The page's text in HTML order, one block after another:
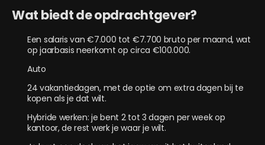
Wat biedt de opdrachtgever?
Een salaris van €7.000 tot €7.700 bruto per maand, wat
op jaarbasis neerkomt op circa €100.000.
Auto
24 vakantiedagen, met de optie om extra dagen bij te
kopen als je dat wilt.
Hybride werken: je bent 2 tot 3 dagen per week op
kantoor, de rest werk je waar je wilt.